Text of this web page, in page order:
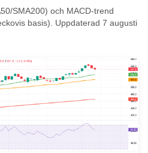
SMA200) och MACD-trend
basis). Uppdaterad 7 augusti